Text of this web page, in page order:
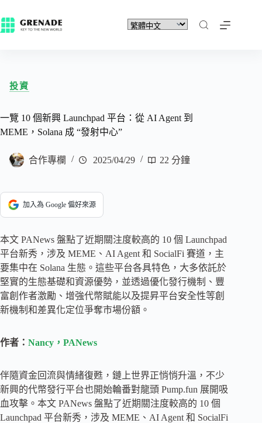
投資
一覽 10 個新興 Launchpad 平台：從 AI Agent 到
MEME，Solana 成 “發射中心”
合作專欄 2025/04/29 22 分鐘
加入為 Google 偏好來源
本文 PANews 盤點了近期關注度較高的 10 個 Launchpad
平台新秀，涉及 MEME、AI Agent 和 SocialFi 賽道，主
要集中在 Solana 生態。這些平台各具特色，大多依託於
堅實的生態基礎和資源優勢，並透過優化發行機制、豐
富創作者激勵、增強代幣賦能以及提昇平台安全性等創
新機制和差異化定位爭奪市場份額。
作者： Nancy，PANews
伴隨資金回流與情緒復甦，鏈上世界正悄悄升溫，不少
新興的代幣發行平台也開始輪番對龍頭 Pump.fun 展開吸
血攻擊。本文 PANews 盤點了近期關注度較高的 10 個
Launchpad 平台新秀，涉及 MEME、AI Agent 和 SocialFi